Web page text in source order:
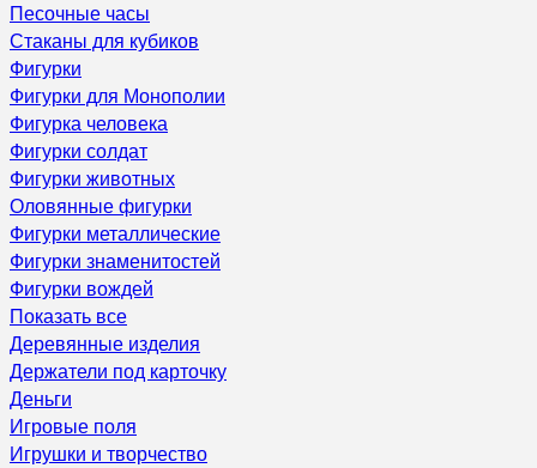
Песочные часы
Стаканы для кубиков
Фигурки
Фигурки для Монополии
Фигурка человека
Фигурки солдат
Фигурки животных
Оловянные фигурки
Фигурки металлические
Фигурки знаменитостей
Фигурки вождей
Показать все
Деревянные изделия
Держатели под карточку
Деньги
Игровые поля
Игрушки и творчество